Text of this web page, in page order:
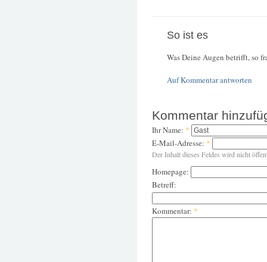
So ist es
Was Deine Augen betrifft, so
Auf Kommentar antworten
Kommentar
Ihr Name: *
E-Mail-Adresse: *
Der Inhalt dieses Feldes wird nicht
Homepage:
Betreff:
Kommentar: *